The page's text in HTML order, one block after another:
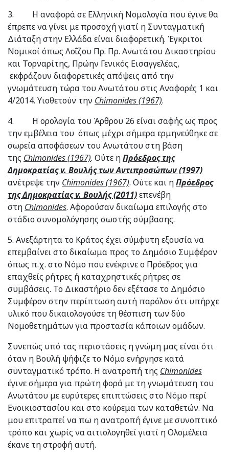
3. Η αναφορά σε Ελληνική Νομολογία που έγινε θα
έπρεπε να γίνει με προσοχή γιατί η Συνταγματική
Διάταξη στην Ελλάδα είναι διαφορετική. Έγκριτοι
Νομικοί όπως Λοΐζου Πρ. Πρ. Ανωτάτου Δικαστηρίου
και Τορναρίτης, Πρώην Γενικός Εισαγγελέας,
εκφράζουν διαφορετικές απόψεις από την
γνωμάτευση τώρα του Ανωτάτου στις Αναφορές 1 και
4/2014. Υιοθετούν την Chimonides(1967).
4. Η ορολογία του Άρθρου 26 είναι σαφής ως προς
την εμβέλεια του όπως μέχρι σήμερα ερμηνεύθηκε σε
σωρεία αποφάσεων του Ανωτάτου στη βάση
της Chimonides(1967). Ούτε ηΠρόεδρος της
Δημοκρατίαςv. Βουλής των Αντιπροσώπων (1997)
ανέτρεψε την Chimonides(1967). Ούτε και ηΠρόεδρος
της Δημοκρατίαςv. Βουλής (2011)επενέβη
στη Chimonides. Αφορούσαν δικαίωμα επιλογής στο
στάδιο συνομολόγησης σωστής σύμβασης.
5. Ανεξάρτητα το Κράτος έχει σύμφυτη εξουσία να
επεμβαίνει στο δικαίωμα προς το Δημόσιο Συμφέρον
όπως π.χ. στο Νόμο που ενέκρινε ο Πρόεδρος για
επαχθείς ρήτρες ή καταχρηστικές ρήτρες σε
συμβάσεις. Το Δικαστήριο δεν εξέτασε το Δημόσιο
Συμφέρον στην περίπτωση αυτή παρόλον ότι υπήρχε
υλικό που δικαιολογούσε τη θέσπιση των δύο
Νομοθετημάτων για προστασία κάποιων ομάδων.
Συνεπώς υπό τας περιστάσεις η γνώμη μας είναι ότι
όταν η Βουλή ψήφιζε το Νόμο ενήργησε κατά
συνταγματικό τρόπο. Η ανατροπή της Chimonides
έγινε σήμερα για πρώτη φορά με τη γνωμάτευση του
Ανωτάτου με ευρύτερες επιπτώσεις στο Νόμο περί
Ενοικιοστασίου και στο κούρεμα των καταθετών. Να
μου επιτραπεί να πω η ανατροπή έγινε με συνοπτικό
τρόπο και χωρίς να αιτιολογηθεί γιατί η Ολομέλεια
έκανε τη στροφή αυτή.